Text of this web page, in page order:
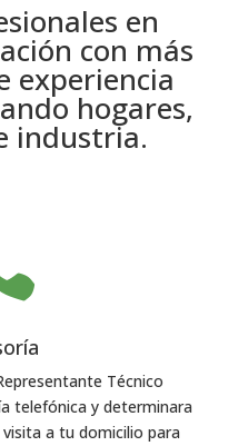
en
con más
experiencia
hogares,
industria.
Técnico
telefónica y determinara
a tu domicilio para